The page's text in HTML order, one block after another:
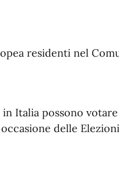
residenti nel
Italia possono
delle